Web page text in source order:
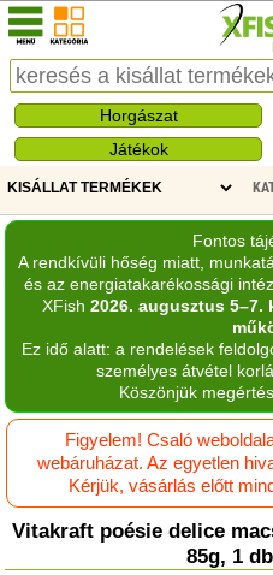
Horgászat
Játékok
Fontos
A rendkívüli hőség miatt,
és az energiatakarékossági
XFish 2026. augusztus
Ez idő alatt: a rendelések
személyes átvétel
Köszönjük
Figyelem! Csaló
webáruházat. Az egyetlen
Kérjük, vásárlás előtt
Vitakraft poésie delice
85g, 1